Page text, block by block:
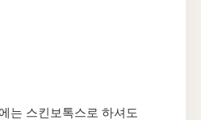
는 스킨보톡스로 하셔도